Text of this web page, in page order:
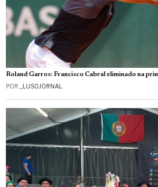
Roland Garros: Francisco Cabral eliminado na
POR _LUSOJORNAL